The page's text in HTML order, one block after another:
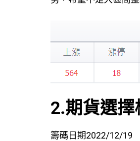
2.期貨選
籌碼日期2022/12/19